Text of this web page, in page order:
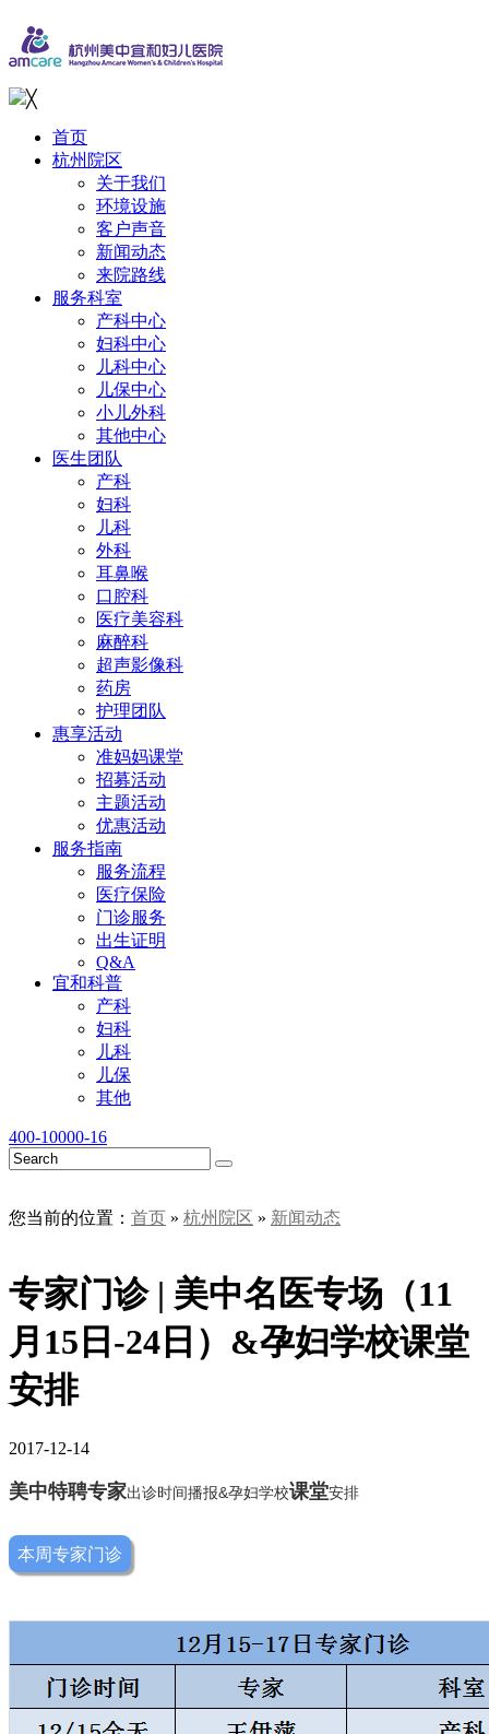
╳
首页
杭州院区
关于我们
环境设施
客户声音
新闻动态
来院路线
服务科室
产科中心
妇科中心
儿科中心
儿保中心
小儿外科
其他中心
医生团队
产科
妇科
儿科
外科
耳鼻喉
口腔科
医疗美容科
麻醉科
超声影像科
药房
护理团队
惠享活动
准妈妈课堂
招募活动
主题活动
优惠活动
服务指南
服务流程
医疗保险
门诊服务
出生证明
Q&A
宜和科普
产科
妇科
儿科
儿保
其他
400-10000-16
您当前的位置： 首页 » 杭州院区 » 新闻动态
专家门诊 | 美中名医专场（11
月15日-24日）&孕妇学校课堂
安排
2017-12-14
美中特聘专家出诊时间播报&孕妇学校课堂安排
本周专家门诊